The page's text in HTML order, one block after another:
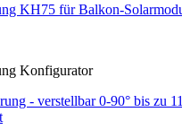
KH75 für Balkon-
Konfigurator